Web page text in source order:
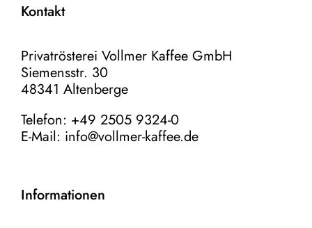
Kontakt
Privatrösterei Vollmer Kaffee GmbH
Siemensstr. 30
48341 Altenberge
Telefon: +49 2505 9324-0
E-Mail: info@vollmer-kaffee.de
Informationen